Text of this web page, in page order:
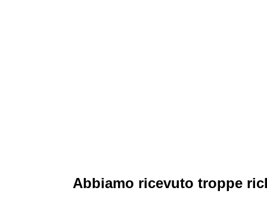
Abbiamo ricevuto troppe